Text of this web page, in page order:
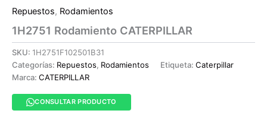
Repuestos, Rodamientos
1H2751 Rodamiento CATERPILLAR
SKU: 1H2751F102501B31
Categorías: Repuestos, Rodamientos Etiqueta: Caterpillar
Marca: CATERPILLAR
CONSULTAR PRODUCTO